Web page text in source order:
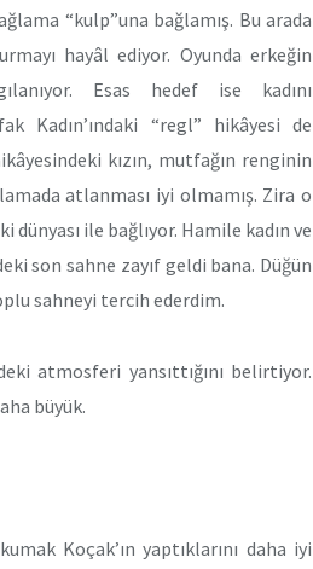
“kulp”una bağlamış. Bu arada
hayâl ediyor. Oyunda erkeğin
Esas hedef ise kadını
Kadın’ındaki “regl” hikâyesi de
kızın, mutfağın renginin
atlanması iyi olmamış. Zira o
dünyası ile bağlıyor. Hamile kadın ve
son sahne zayıf geldi bana. Düğün
sahneyi tercih ederdim.
atmosferi yansıttığını belirtiyor.
büyük.
Koçak’ın yaptıklarını daha iyi